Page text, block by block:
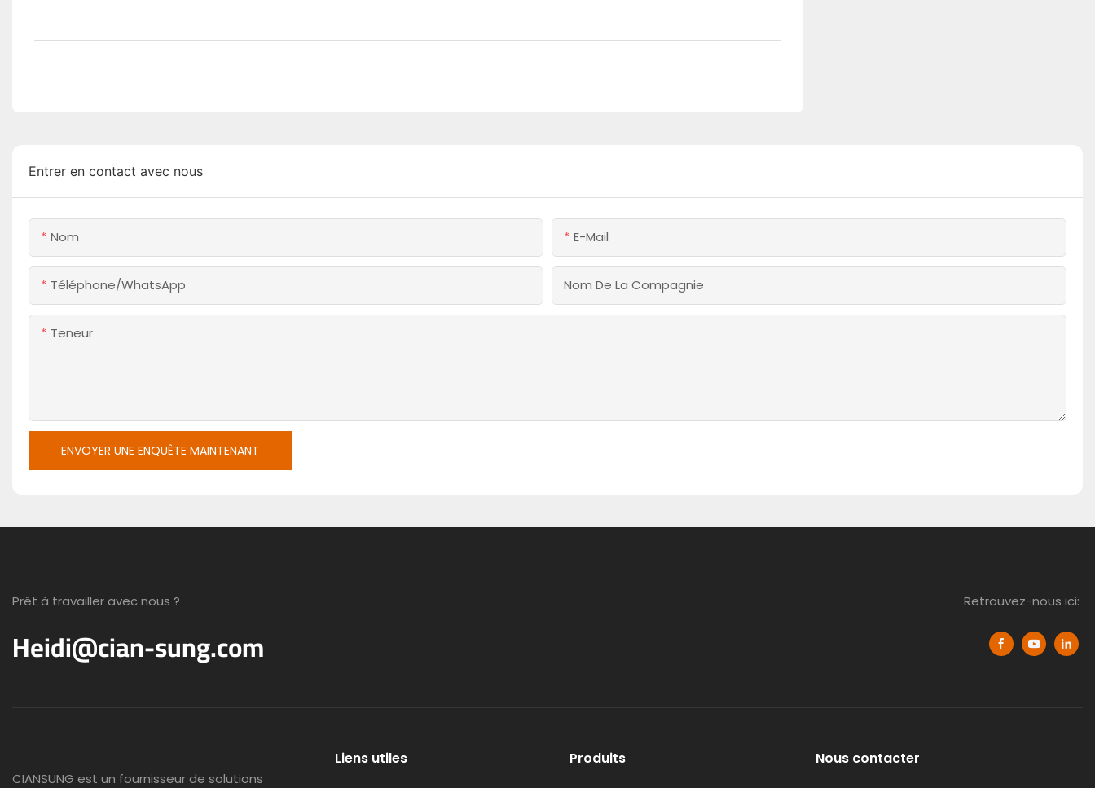
Entrer en contact avec nous
Nom E-Mail
Téléphone/WhatsApp Nom De La Compagnie
Teneur
ENVOYER UNE ENQUÊTE MAINTENANT
Prêt à travailler avec nous ?
Heidi@cian-sung.com
Retrouvez-nous ici:
CIANSUNG est un fournisseur de solutions
Liens utiles Produits Nous contacter